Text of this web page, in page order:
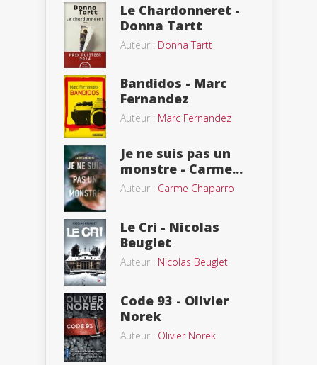
Le Chardonneret -
Donna Tartt
Auteur : Donna Tartt
Bandidos - Marc
Fernandez
Auteur : Marc Fernandez
Je ne suis pas un
monstre - Carme...
Auteur : Carme Chaparro
Le Cri - Nicolas
Beuglet
Auteur : Nicolas Beuglet
Code 93 - Olivier
Norek
Auteur : Olivier Norek